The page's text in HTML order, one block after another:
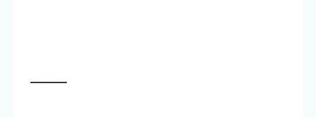
―――――――――――――――――――――――――――――――――――